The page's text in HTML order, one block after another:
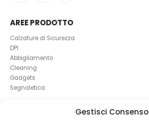
Gestisci Consenso
AREE PRODOTTO
Calzature di Sicurezza
DPI
Abbigliamento
Cleaning
Gadgets
Segnaletica